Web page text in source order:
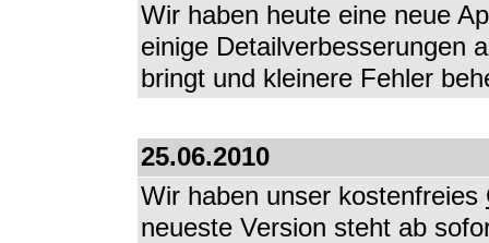
Wir haben heute eine neue
einige Detailverbesserungen
bringt und kleinere Fehler
25.06.2010
Wir haben unser kostenfreies
neueste Version steht ab